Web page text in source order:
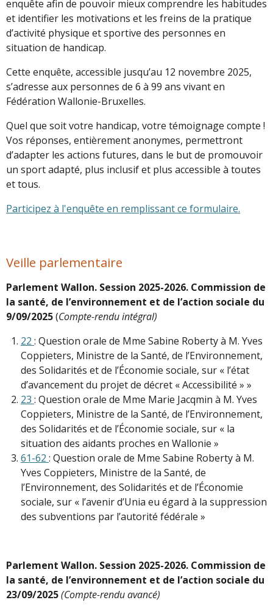
enquête afin de pouvoir mieux comprendre les habitudes
et identifier les motivations et les freins de la pratique
d’activité physique et sportive des personnes en
situation de handicap.
Cette enquête, accessible jusqu’au 12 novembre 2025,
s’adresse aux personnes de 6 à 99 ans vivant en
Fédération Wallonie-Bruxelles.
Quel que soit votre handicap, votre témoignage compte !
Vos réponses, entièrement anonymes, permettront
d’adapter les actions futures, dans le but de promouvoir
un sport adapté, plus inclusif et plus accessible à toutes
et tous.
Participez à l'enquête en remplissant ce formulaire.
Veille parlementaire
Parlement Wallon. Session 2025-2026. Commission de
la santé, de l’environnement et de l’action sociale du
9/09/2025(Compte-rendu intégral)
22 : Question orale de Mme Sabine Roberty à M. Yves
Coppieters, Ministre de la Santé, de l’Environnement,
des Solidarités et de l’Économie sociale, sur « l’état
d’avancement du projet de décret « Accessibilité » »
23 : Question orale de Mme Marie Jacqmin à M. Yves
Coppieters, Ministre de la Santé, de l’Environnement,
des Solidarités et de l’Économie sociale, sur « la
situation des aidants proches en Wallonie »
61-62 : Question orale de Mme Sabine Roberty à M.
Yves Coppieters, Ministre de la Santé, de
l’Environnement, des Solidarités et de l’Économie
sociale, sur « l’avenir d’Unia eu égard à la suppression
des subventions par l’autorité fédérale »
Parlement Wallon. Session 2025-2026. Commission de
la santé, de l’environnement et de l’action sociale du
23/09/2025(Compte-rendu avancé)